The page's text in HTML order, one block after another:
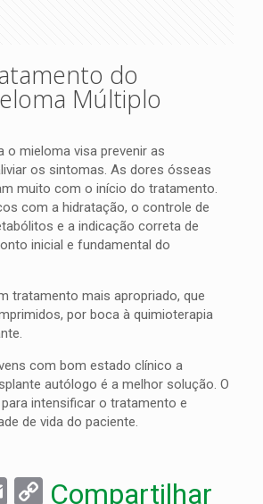
do
Múltiplo
o mieloma visa prevenir as
os sintomas. As dores ósseas
muito com o início do tratamento.
com a hidratação, o controle de
e a indicação correta de
inicial e fundamental do
tratamento mais apropriado, que
por boca à quimioterapia
com bom estado clínico a
autólogo é a melhor solução. O
intensificar o tratamento e
de vida do paciente.
Email
Copy
Compartilhar